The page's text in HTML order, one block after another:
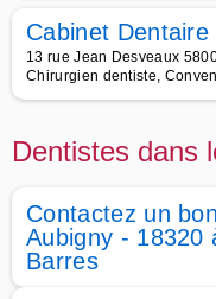
Cabinet
13 rue Jean Desveaux
Chirurgien dentiste,
Dentistes dans
Contactez un
Aubigny - 18320
Barres